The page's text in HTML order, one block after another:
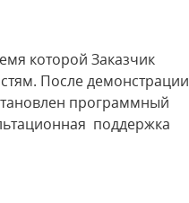
которой Заказчик
После демонстрации
программный
поддержка